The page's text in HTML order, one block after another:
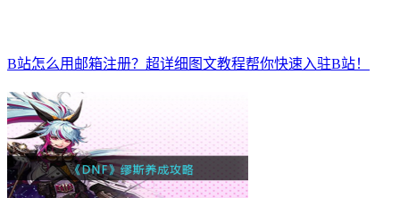
B站怎么用邮箱注册？超详细图文教程帮你快速入驻B站！